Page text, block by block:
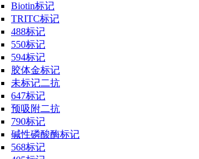
Biotin标记
TRITC标记
488标记
550标记
594标记
胶体金标记
未标记二抗
647标记
预吸附二抗
790标记
碱性磷酸酶标记
568标记